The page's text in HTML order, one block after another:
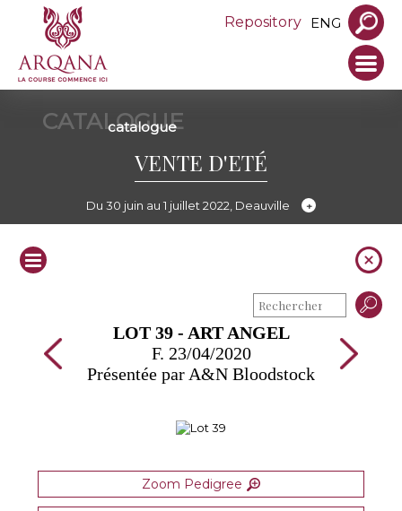
Repository ENG
CATALOGUE
catalogue
VENTE D'ETÉ
Du 30 juin au 1 juillet 2022, Deauville
LOT 39 - ART ANGEL
F. 23/04/2020
Présentée par A&N Bloodstock
Zoom Pedigree